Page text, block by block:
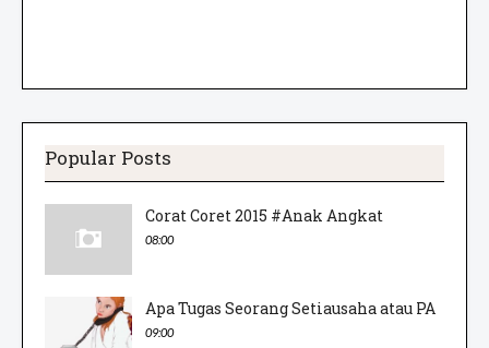
Popular Posts
Corat Coret 2015 #Anak Angkat
08:00
Apa Tugas Seorang Setiausaha atau PA
09:00